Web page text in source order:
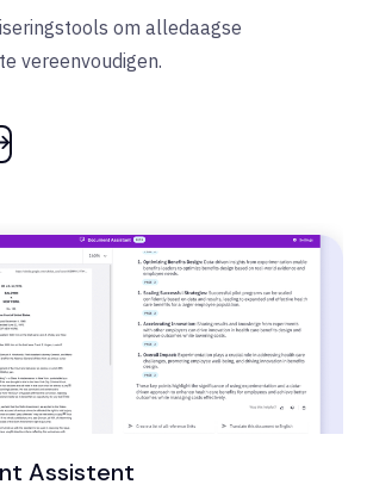
om alledaagse
vereenvoudigen.
Assistent